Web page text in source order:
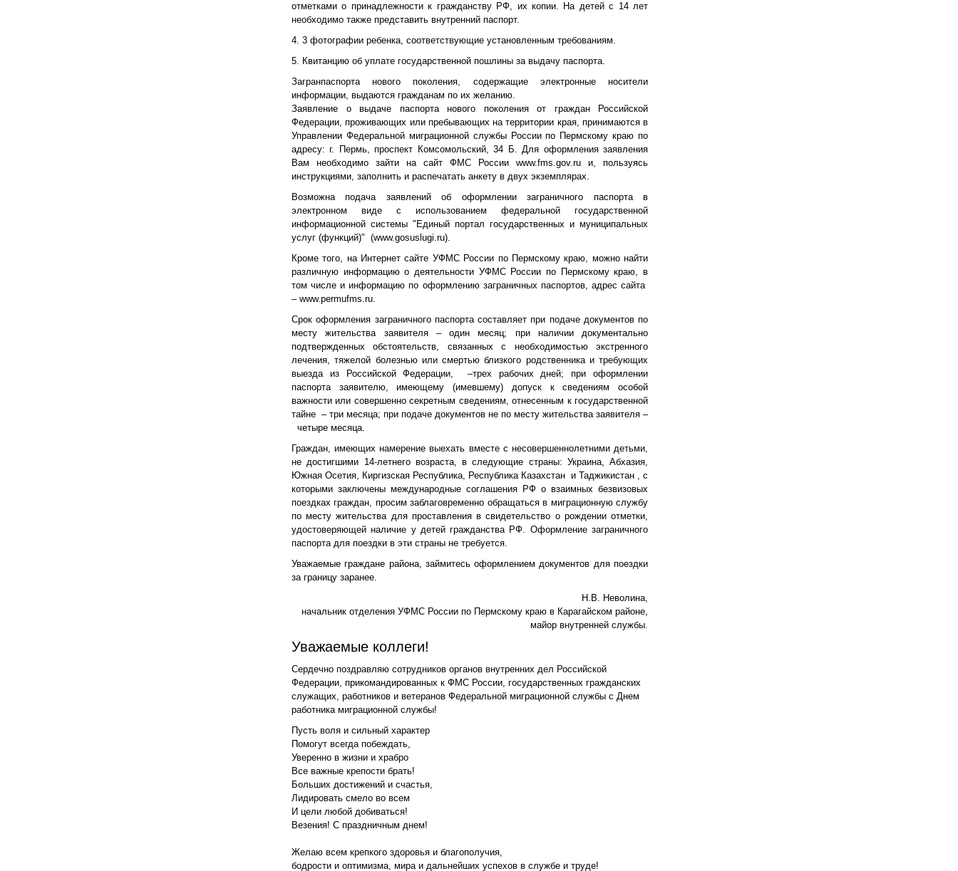
отметками о принадлежности к гражданству РФ, их копии. На детей с 14 лет
необходимо также представить внутренний паспорт.
4. 3 фотографии ребенка, соответствующие установленным требованиям.
5. Квитанцию об уплате государственной пошлины за выдачу паспорта.
Загранпаспорта нового поколения, содержащие электронные носители
информации, выдаются гражданам по их желанию.
Заявление о выдаче паспорта нового поколения от граждан Российской
Федерации, проживающих или пребывающих на территории края, принимаются в
Управлении Федеральной миграционной службы России по Пермскому краю по
адресу: г. Пермь, проспект Комсомольский, 34 Б. Для оформления заявления
Вам необходимо зайти на сайт ФМС России www.fms.gov.ru и, пользуясь
инструкциями, заполнить и распечатать анкету в двух экземплярах.
Возможна подача заявлений об оформлении заграничного паспорта в
электронном виде с использованием федеральной государственной
информационной системы "Единый портал государственных и муниципальных
услуг (функций)" (www.gosuslugi.ru).
Кроме того, на Интернет сайте УФМС России по Пермскому краю, можно найти
различную информацию о деятельности УФМС России по Пермскому краю, в
том числе и информацию по оформлению заграничных паспортов, адрес сайта
– www.permufms.ru.
Срок оформления заграничного паспорта составляет при подаче документов по
месту жительства заявителя – один месяц; при наличии документально
подтвержденных обстоятельств, связанных с необходимостью экстренного
лечения, тяжелой болезнью или смертью близкого родственника и требующих
выезда из Российской Федерации, –трех рабочих дней; при оформлении
паспорта заявителю, имеющему (имевшему) допуск к сведениям особой
важности или совершенно секретным сведениям, отнесенным к государственной
тайне – три месяца; при подаче документов не по месту жительства заявителя –
четыре месяца.
Граждан, имеющих намерение выехать вместе с несовершеннолетними детьми,
не достигшими 14-летнего возраста, в следующие страны: Украина, Абхазия,
Южная Осетия, Киргизская Республика, Республика Казахстан и Таджикистан , с
которыми заключены международные соглашения РФ о взаимных безвизовых
поездках граждан, просим заблаговременно обращаться в миграционную службу
по месту жительства для проставления в свидетельство о рождении отметки,
удостоверяющей наличие у детей гражданства РФ. Оформление заграничного
паспорта для поездки в эти страны не требуется.
Уважаемые граждане района, займитесь оформлением документов для поездки
за границу заранее.
Н.В. Неволина,
начальник отделения УФМС России по Пермскому краю в Карагайском районе,
майор внутренней службы.
Уважаемые коллеги!
Сердечно поздравляю сотрудников органов внутренних дел Российской
Федерации, прикомандированных к ФМС России, государственных гражданских
служащих, работников и ветеранов Федеральной миграционной службы с Днем
работника миграционной службы!
Пусть воля и сильный характер
Помогут всегда побеждать,
Уверенно в жизни и храбро
Все важные крепости брать!
Больших достижений и счастья,
Лидировать смело во всем
И цели любой добиваться!
Везения! С праздничным днем!
Желаю всем крепкого здоровья и благополучия,
бодрости и оптимизма, мира и дальнейших успехов в службе и труде!